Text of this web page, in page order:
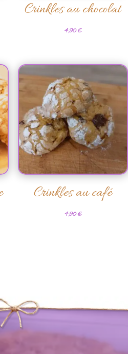
Crinkles au chocolat
4,90€
Crinkles au café
4,90€